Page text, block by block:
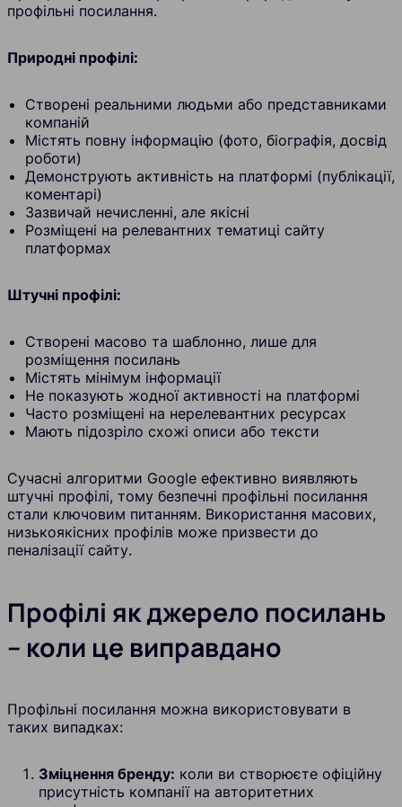
профільні посилання.
Природні профілі:
Створені реальними людьми або представниками
компаній
Містять повну інформацію (фото, біографія, досвід
роботи)
Демонструють активність на платформі (публікації,
коментарі)
Зазвичай нечисленні, але якісні
Розміщені на релевантних тематиці сайту
платформах
Штучні профілі:
Створені масово та шаблонно, лише для
розміщення посилань
Містять мінімум інформації
Не показують жодної активності на платформі
Часто розміщені на нерелевантних ресурсах
Мають підозріло схожі описи або тексти
Сучасні алгоритми Google ефективно виявляють
штучні профілі, тому безпечні профільні посилання
стали ключовим питанням. Використання масових,
низькоякісних профілів може призвести до
пеналізації сайту.
Профілі як джерело посилань
– коли це виправдано
Профільні посилання можна використовувати в
таких випадках:
Зміцнення бренду: коли ви створюєте офіційну
присутність компанії на авторитетних